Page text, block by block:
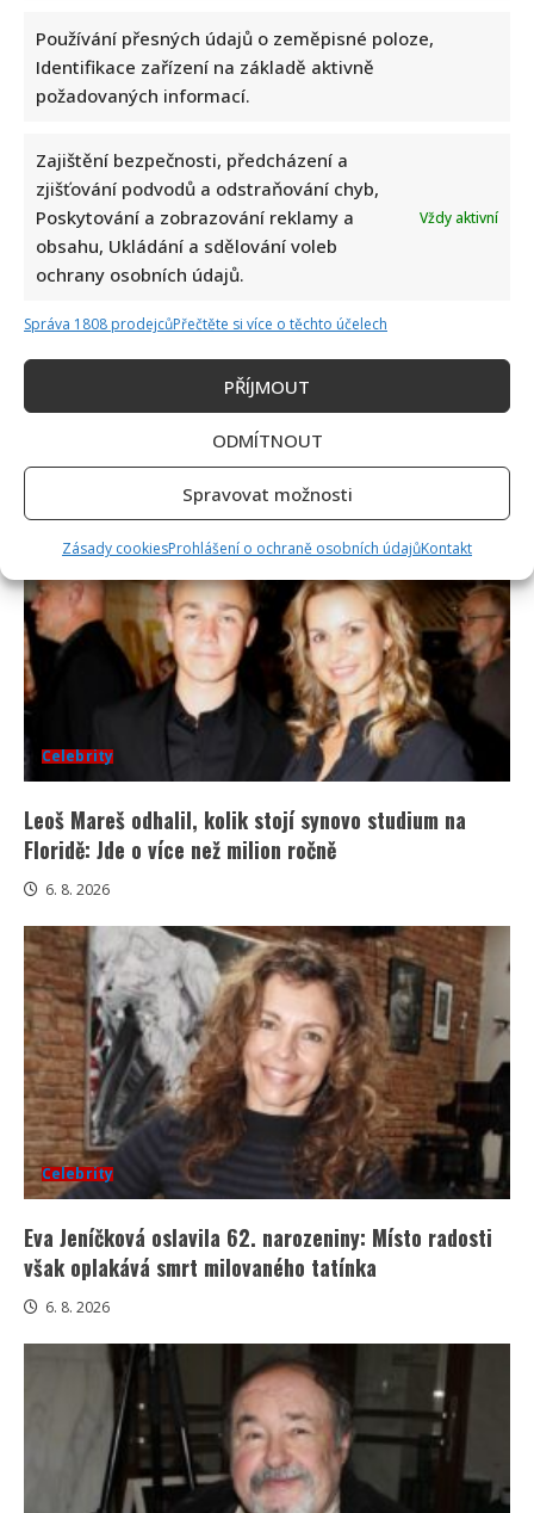
Používání přesných údajů o zeměpisné poloze,
Identifikace zařízení na základě aktivně
požadovaných informací.
Zajištění bezpečnosti, předcházení a
zjišťování podvodů a odstraňování chyb,
Poskytování a zobrazování reklamy a
obsahu, Ukládání a sdělování voleb
ochrany osobních údajů.
Vždy aktivní
Správa 1808 prodejcůPřečtěte si více o těchto účelech
PŘÍJMOUT
ODMÍTNOUT
Spravovat možnosti
Zásady cookiesProhlášení o ochraně osobních údajůKontakt
koncertu na Letné
6. 8. 2026
Celebrity
Petr Macinka se pochlubil vzácnými fotkami své
dcery z oslavy narozenin: Fanoušci lichotí celé rodině
Celebrity
Leoš Mareš odhalil, kolik stojí synovo studium na
Floridě: Jde o více než milion ročně
6. 8. 2026
Celebrity
Eva Jeníčková oslavila 62. narozeniny: Místo radosti
však oplakává smrt milovaného tatínka
6. 8. 2026